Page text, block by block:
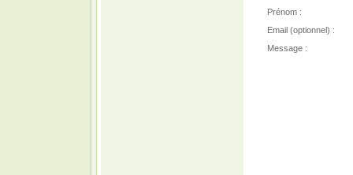
Prénom :
Email (optionnel) :
Message :